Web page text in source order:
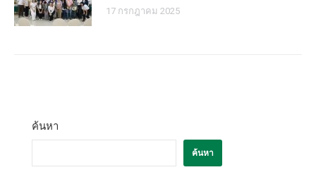
17 กรกฎาคม 2025
ค้นหา
ค้นหา